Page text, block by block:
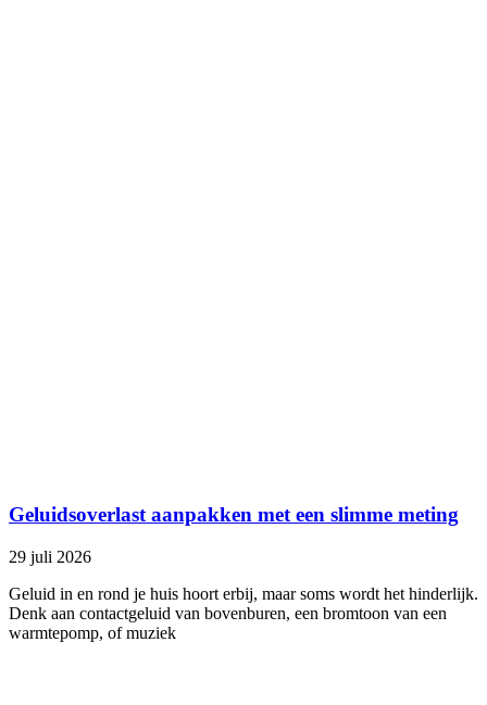
Geluidsoverlast aanpakken met een slimme meting
29 juli 2026
Geluid in en rond je huis hoort erbij, maar soms wordt het hinderlijk.
Denk aan contactgeluid van bovenburen, een bromtoon van een
warmtepomp, of muziek